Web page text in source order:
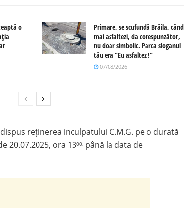
o
Primare, se scufundă Brăila, când
mai asfaltezi, da corespunzător,
nu doar simbolic. Parca sloganul
tău era ”Eu asfaltez !”
07/08/2026
reţinerea inculpatului C.M.G. pe o durată
20.07.2025, ora 1300, până la data de